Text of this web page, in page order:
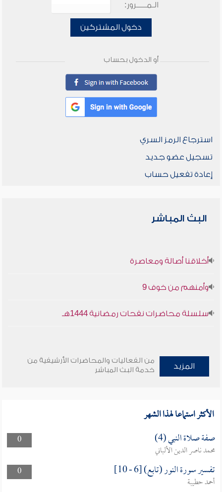
الـمـــــرور:
دخول المشتركين
أو الدخول بحساب
استرجاع الرمز السري
تسجيل عضو جديد
إعادة تفعيل حساب
البث المباشر
أخلاقنا أصالة ومعاصرة
وأمنهم من خوف 9
سلسلة محاضرات نفحات رمضانية 1444هـ
المزيد
من الفعاليات والمحاضرات الأرشيفية من
خدمة البث المباشر
الأكثر استماعا لهذا الشهر
0 صفة صلاة النبي (4)
محمد ناصر الدين الألباني
0
تفسير سورة النور (تابع) [6 - 10]
أحمد حطيبة